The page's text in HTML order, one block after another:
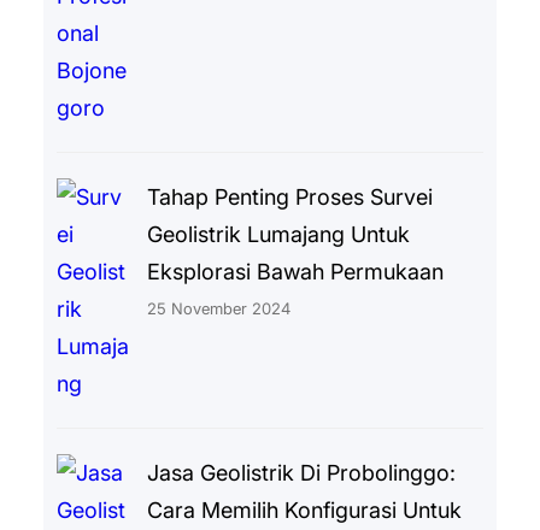
Tahap Penting Proses Survei
Geolistrik Lumajang Untuk
Eksplorasi Bawah Permukaan
25 November 2024
Jasa Geolistrik Di Probolinggo:
Cara Memilih Konfigurasi Untuk